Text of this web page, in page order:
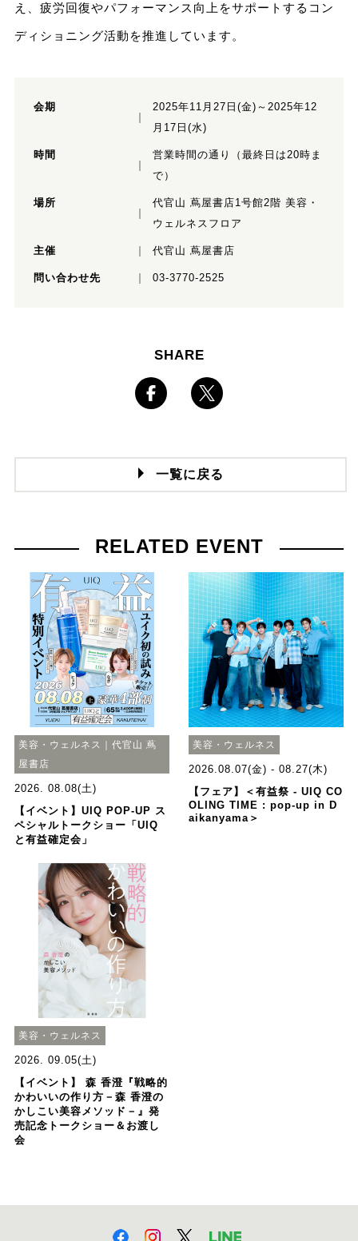
え、疲労回復やパフォーマンス向上をサポートするコン
ディショニング活動を推進しています。
会期
2025年11月27日(金)～2025年12
月17日(水)
時間
営業時間の通り（最終日は20時ま
で）
場所
代官山 蔦屋書店1号館2階 美容・
ウェルネスフロア
主催 代官山 蔦屋書店
問い合わせ先 03-3770-2525
SHARE
一覧に戻る
RELATED EVENT
美容・ウェルネス｜代官山 蔦
屋書店
2026. 08.08(土)
【イベント】UIQ POP-UP ス
ペシャルトークショー「UIQ
と有益確定会」
美容・ウェルネス
2026.08.07(金) - 08.27(木)
【フェア】＜有益祭 - UIQ CO
OLING TIME : pop-up in D
aikanyama＞
美容・ウェルネス
2026. 09.05(土)
【イベント】 森 香澄『戦略的
かわいいの作り方－森 香澄の
かしこい美容メソッド－』発
売記念トークショー＆お渡し
会